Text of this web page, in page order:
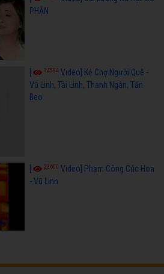
PHẬN
[ 24584 Video] Kẻ Chợ Người Quê -
Vũ Linh, Tài Linh, Thanh Ngân, Tấn
Beo
23600 Video] Phạm Công Cúc Hoa
- Vũ Linh